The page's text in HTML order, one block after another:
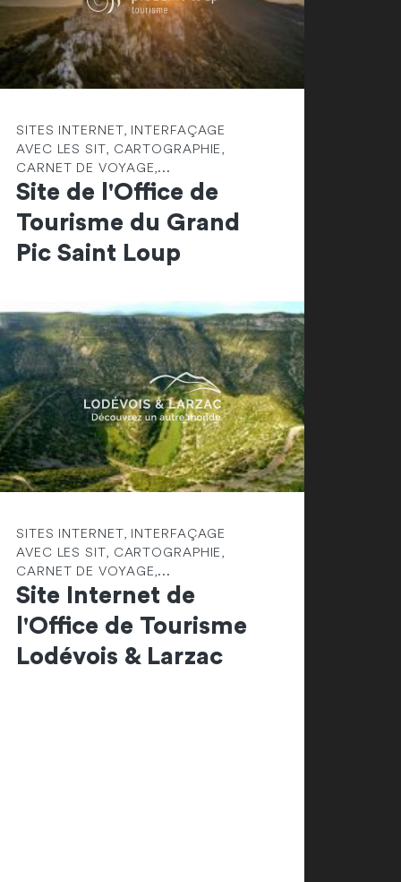
SITES INTERNET, INTERFAÇAGE
AVEC LES SIT, CARTOGRAPHIE,
CARNET DE VOYAGE,...
Site de l'Office de
Tourisme du Grand
Pic Saint Loup
SITES INTERNET, INTERFAÇAGE
AVEC LES SIT, CARTOGRAPHIE,
CARNET DE VOYAGE,...
Site Internet de
l'Office de Tourisme
Lodévois & Larzac